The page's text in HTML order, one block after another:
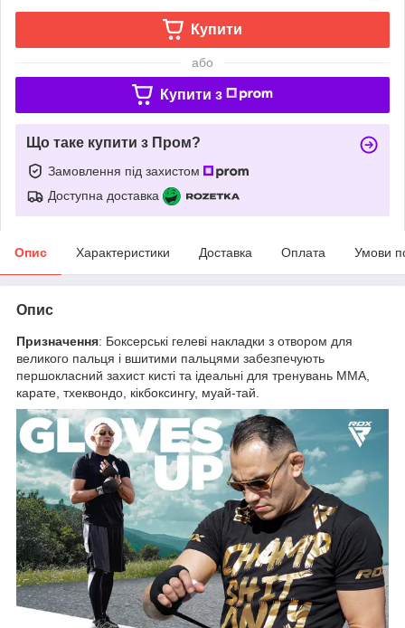
Купити
або
Купити з
Що таке купити з Пром?
Замовлення під захистом
Доступна доставка
Опис Характеристики Доставка Оплата Умови
Опис
Призначення: Боксерські гелеві накладки з отвором для
великого пальця і вшитими пальцями забезпечують
першокласний захист кисті та ідеальні для тренувань ММА,
карате, тхеквондо, кікбоксингу, муай-тай.